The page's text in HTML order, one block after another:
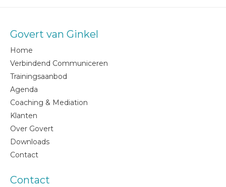
Govert van Ginkel
Home
Verbindend Communiceren
Trainingsaanbod
Agenda
Coaching & Mediation
Klanten
Over Govert
Downloads
Contact
Contact